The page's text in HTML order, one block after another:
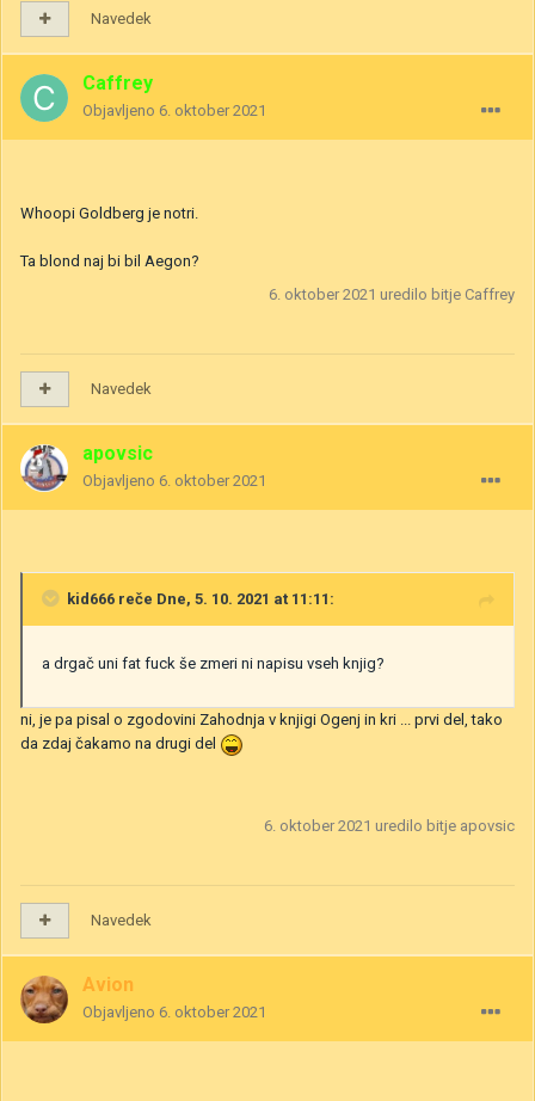
Navedek
Caffrey
Objavljeno 6. oktober 2021
Whoopi Goldberg je notri.
Ta blond naj bi bil Aegon?
6. oktober 2021 uredilo bitje Caffrey
Navedek
apovsic
Objavljeno 6. oktober 2021
kid666 reče Dne, 5. 10. 2021 at 11:11:
a drgač uni fat fuck še zmeri ni napisu vseh knjig?
ni, je pa pisal o zgodovini Zahodnja v knjigi Ogenj in kri ... prvi del, tako
da zdaj čakamo na drugi del
6. oktober 2021 uredilo bitje apovsic
Navedek
Avion
Objavljeno 6. oktober 2021